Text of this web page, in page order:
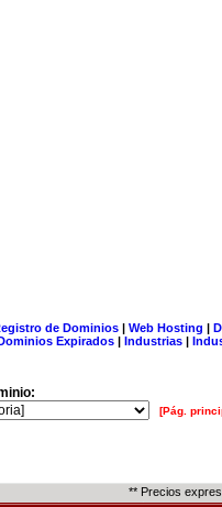
de Dominios| Web Hosting |
Expirados | Industrias |
[Pág.
** Precios